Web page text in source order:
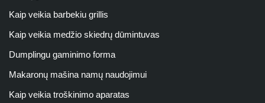
Kaip veikia barbekiu grillis
Kaip veikia medžio skiedrų dūmintuvas
Dumplingu gaminimo forma
Makaronų mašina namų naudojimui
Kaip veikia troškinimo aparatas